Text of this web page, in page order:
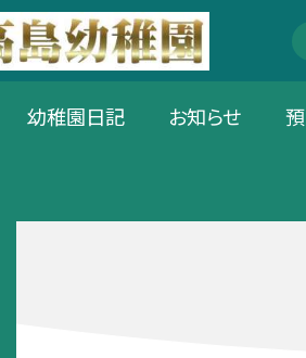
幼稚園日記 お知らせ